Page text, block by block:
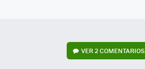
VER2 COMENTARIOS